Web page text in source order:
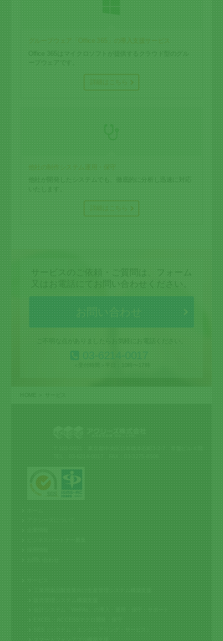
グループウェア「Office 365」の導入支援サービス
Office 365はマイクロソフトが提供するクラウド型のグル
ープウェアです。
詳細はこちら
他社の制作システム運用・保守
他社が開発したシステムでも、徹底的に分析し迅速に対応
いたします。
詳細はこちら
サービスのご依頼・ご質問は、フォーム
又はお電話にてお問い合わせください。
お問い合わせ
ご不明な点がありましたらお気軽にお電話ください。
03-6214-0017
＜受付時間＞ 平日：10時〜17時
HOME サービス
〒103-0021 東京都中央区日本橋本石町3-2-7 常盤ビル４階
TEL：03-6214-0017 FAX：03-3275-8506
ホーム
アクシーズについて
企業情報
ビジネスパートナー募集
採用情報
お問い合わせ
サービス
工業用薬品製造業向け生産管理システム構築支援
販売管理システム構築支援
会計システム「WeFAs」の導入・運用・保守・サポート
EXCEL・ACCESSマクロ開発・保守
SES（システム・エンジニアリング・サービス）